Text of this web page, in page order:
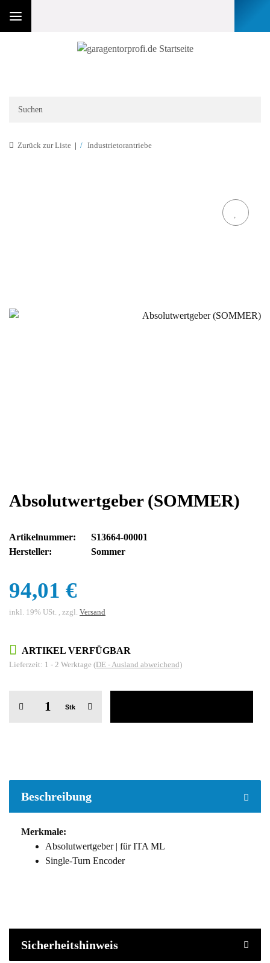
Zurück zur Liste Industrietorantriebe
Absolutwertgeber (SOMMER)
Artikelnummer:
S13664-00001
Hersteller:
Sommer
94,01 €
inkl. 19% USt. , zzgl. Versand
ARTIKEL VERFÜGBAR
Lieferzeit: 1 - 2 Werktage (DE - Ausland abweichend)
Stk
Beschreibung
Merkmale:
Absolutwertgeber | für ITA ML
Single-Turn Encoder
Sicherheitshinweis